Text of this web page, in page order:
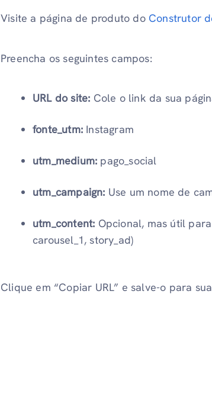
Visite a página de produto do Construtor
Preencha os seguintes campos:
URL do site: Cole o link da sua
fonte_utm: Instagram
utm_medium: pago_social
utm_campaign: Use um nome de
utm_content: Opcional, mas útil
carousel_1, story_ad)
Clique em “Copiar URL” e salve-o para